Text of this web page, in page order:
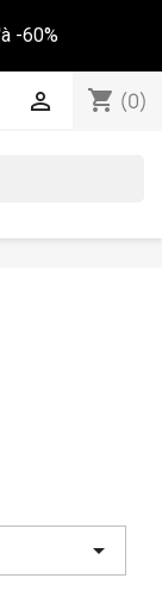
-60%
shopping_cart (0)

